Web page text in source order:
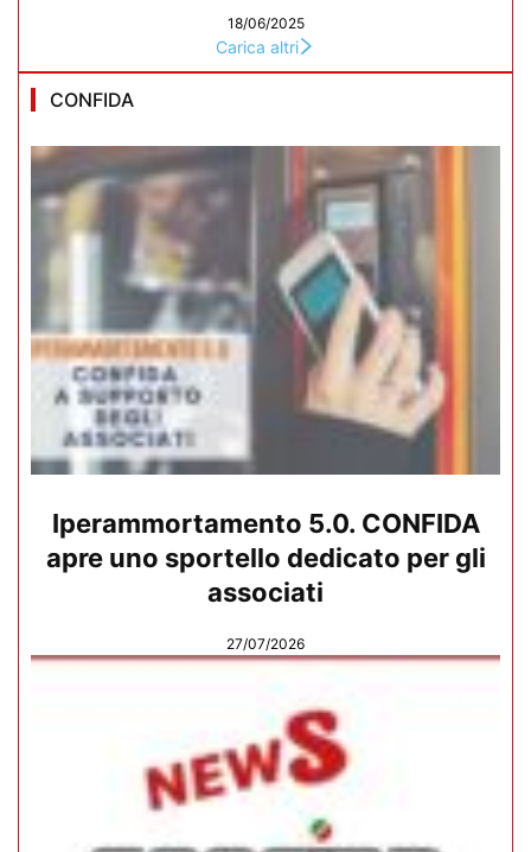
18/06/2025
Carica altri
CONFIDA
Iperammortamento 5.0. CONFIDA
apre uno sportello dedicato per gli
associati
27/07/2026